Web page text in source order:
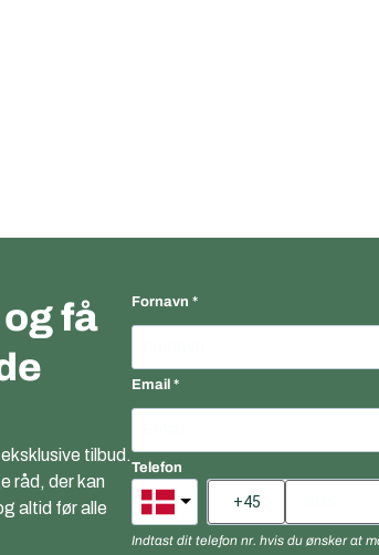
få
tilbud.
råd, der kan
altid før alle
Fornavn
Email
Telefon
Indtast dit telefon nr. hvis du ønsker at